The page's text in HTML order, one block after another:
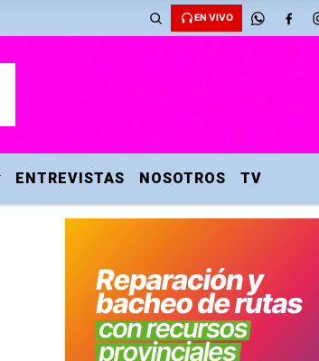
EN VIVO
ENTREVISTAS NOSOTROS TV